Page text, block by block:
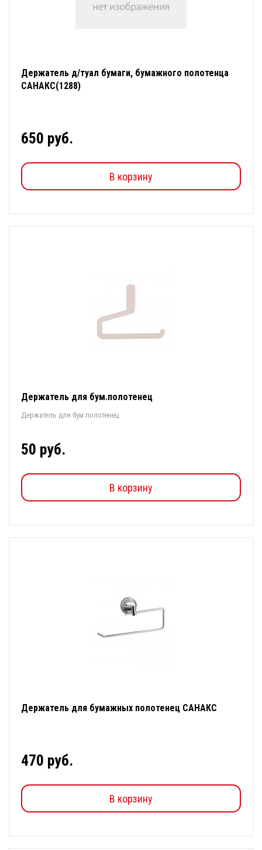
Держатель д/туал бумаги, бумажного полотенца
САНАКС(1288)
650 руб.
В корзину
Держатель для бум.полотенец
Держатель для бум.полотенец
50 руб.
В корзину
Держатель для бумажных полотенец САНАКС
470 руб.
В корзину